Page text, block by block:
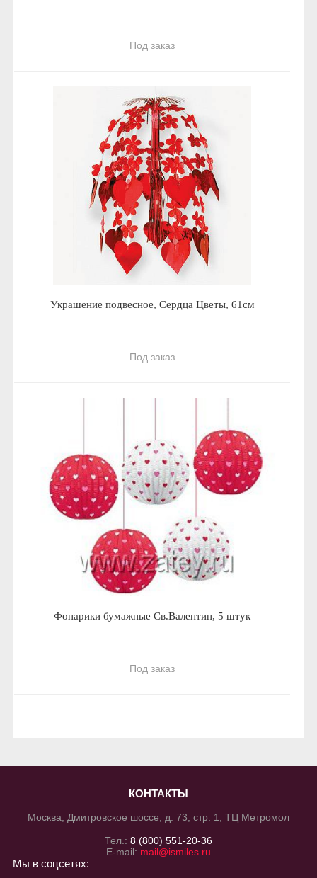
Под заказ
Украшение подвесное, Сердца Цветы, 61см
Под заказ
Фонарики бумажные Св.Валентин, 5 штук
Под заказ
КОНТАКТЫ
Москва, Дмитровское шоссе, д. 73, стр. 1, ТЦ Метромол
Тел.: 8 (800) 551-20-36
E-mail: mail@ismiles.ru
Мы в соцсетях: